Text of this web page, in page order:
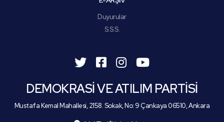
Duyurular
S.S.S.
DEMOKRASİ VE ATILIM PARTİSİ
Mustafa Kemal Mahallesi, 2158. Sokak, No: 9 Çankaya 06510, Ankara